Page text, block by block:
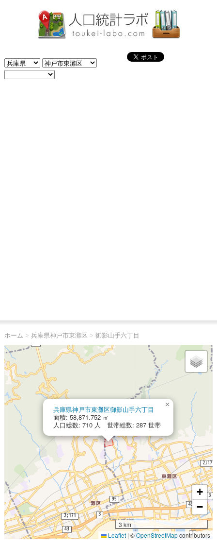
ホーム > 兵庫県神戸市東灘区 > 御影山手六丁目
兵庫県神戸市東灘区御影山手六丁目
面積: 58,871.752 ㎡
人口総数: 710 人 世帯総数: 287 世帯
×
+
−
3 km
Leaflet | ©OpenStreetMapcontributors